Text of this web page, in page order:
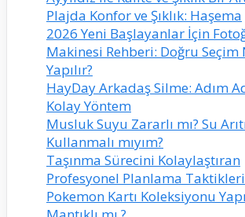
Plajda Konfor ve Şıklık: Haşema
2026 Yeni Başlayanlar İçin
Makinesi Rehberi: Doğru Seçim
Yapılır?
HayDay Arkadaş Silme: Adım
Kolay Yöntem
Musluk Suyu Zararlı mı? Su
Kullanmalı mıyım?
Taşınma Sürecini Kolaylaştıran
Profesyonel Planlama Taktikleri
Pokemon Kartı Koleksiyonu